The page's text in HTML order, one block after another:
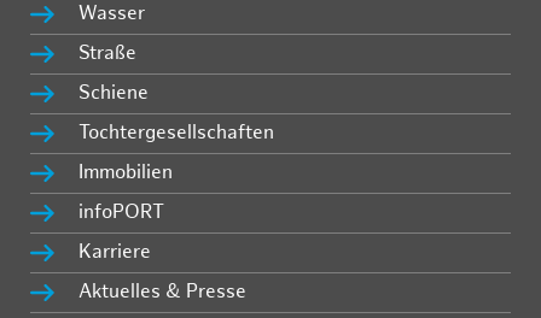
Wasser
Straße
Schiene
Tochtergesellschaften
Immobilien
infoPORT
Karriere
Aktuelles & Presse